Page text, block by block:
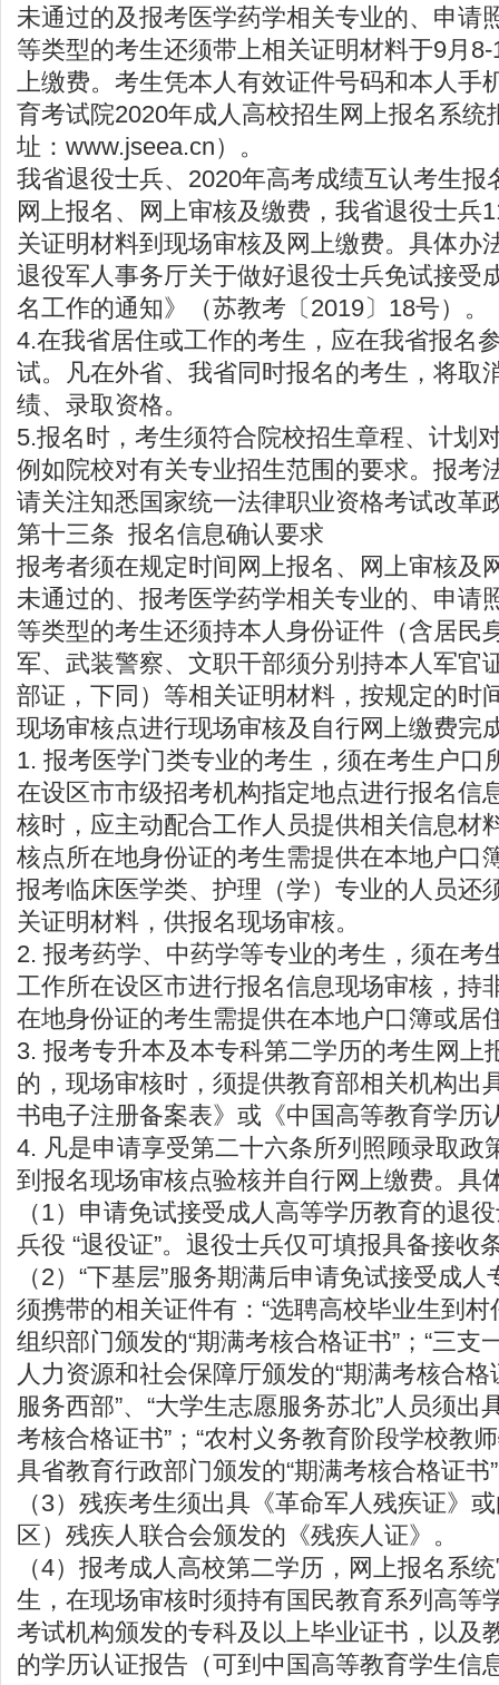
未通过的及报考医学药学相关专业的、申请
等类型的考生还须带上相关证明材料于9月
上缴费。考生凭本人有效证件号码和本人手
育考试院2020年成人高校招生网上报名系统
址： www.jseea.cn）。
我省退役士兵、2020年高考成绩互认考生报
网上报名、网上审核及缴费，我省退役士兵
关证明材料到现场审核及网上缴费。具体办
退役军人事务厅关于做好退役士兵免试接受
名工作的通知》（苏教考〔2019〕18号）。
4.在我省居住或工作的考生，应在我省报名
试。凡在外省、我省同时报名的考生，将取
绩、录取资格。
5.报名时，考生须符合院校招生章程、计划
例如院校对有关专业招生范围的要求。报考
请关注知悉国家统一法律职业资格考试改革
第十三条 报名信息确认要求
报考者须在规定时间网上报名、网上审核及
未通过的、报考医学药学相关专业的、申请
等类型的考生还须持本人身份证件（含居民
军、武装警察、文职干部须分别持本人军官
部证，下同）等相关证明材料，按规定的时
现场审核点进行现场审核及自行网上缴费完
1. 报考医学门类专业的考生，须在考生户口
在设区市市级招考机构指定地点进行报名信
核时，应主动配合工作人员提供相关信息材
核点所在地身份证的考生需提供在本地户口
报考临床医学类、护理（学）专业的人员还
关证明材料，供报名现场审核。
2. 报考药学、中药学等专业的考生，须在考
工作所在设区市进行报名信息现场审核，持
在地身份证的考生需提供在本地户口簿或居
3. 报考专升本及本专科第二学历的考生网上
的，现场审核时，须提供教育部相关机构出
书电子注册备案表》或《中国高等教育学历
4. 凡是申请享受第二十六条所列照顾录取政
到报名现场审核点验核并自行网上缴费。具
（1）申请免试接受成人高等学历教育的退
兵役 “退役证”。退役士兵仅可填报具备接收
（2）“下基层”服务期满后申请免试接受成
须携带的相关证件有：“选聘高校毕业生到村
组织部门颁发的“期满考核合格证书”；“三支
人力资源和社会保障厅颁发的“期满考核合格
服务西部”、“大学生志愿服务苏北”人员须出
考核合格证书”；“农村义务教育阶段学校教
具省教育行政部门颁发的“期满考核合格证书
（3）残疾考生须出具《革命军人残疾证》
区）残疾人联合会颁发的《残疾人证》。
（4）报考成人高校第二学历，网上报名系
生，在现场审核时须持有国民教育系列高等
考试机构颁发的专科及以上毕业证书，以及
的学历认证报告（可到中国高等教育学生信